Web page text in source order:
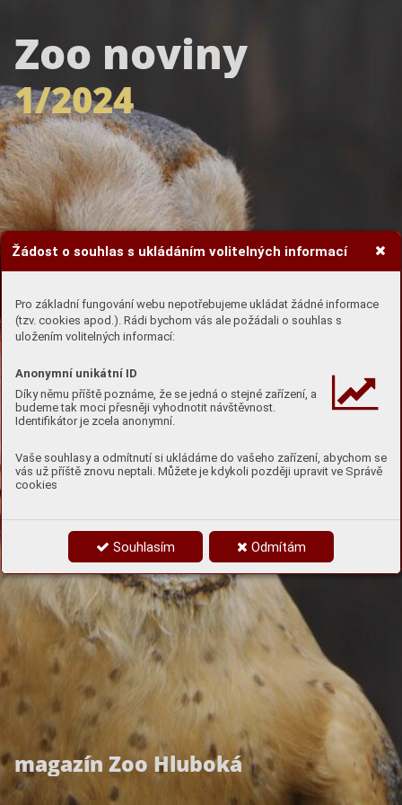
Žádost o souhlas s ukládáním volitelných informací
Pro základní fungování webu nepotřebujeme ukládat žádné informace
(tzv. cookies apod.). Rádi bychom vás ale požádali o souhlas s
uložením volitelných informací:
Anonymní unikátní ID
Díky němu příště poznáme, že se jedná o stejné zařízení, a
budeme tak moci přesněji vyhodnotit návštěvnost.
Identifikátor je zcela anonymní.
Vaše souhlasy a odmítnutí si ukládáme do vašeho zařízení, abychom se
vás už příště znovu neptali. Můžete je kdykoli později upravit ve Správě
cookies
Souhlasím Odmítám
Zoo noviny
magazín Zoo Hluboká
1/2024
pro některé z našich
začátkem."